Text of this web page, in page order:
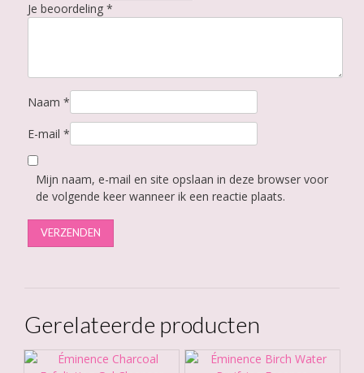
Je beoordeling *
Naam *
E-mail *
Mijn naam, e-mail en site opslaan in deze browser voor
de volgende keer wanneer ik een reactie plaats.
Gerelateerde producten